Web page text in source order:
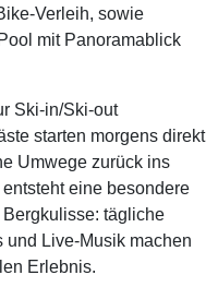
Verleih, sowie
mit Panoramablick
Ski-in/Ski-out
starten morgens direkt
Umwege zurück ins
eine besondere
tägliche
und Live-Musik machen
Erlebnis.